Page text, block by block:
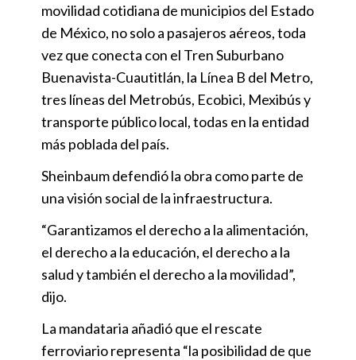
movilidad cotidiana de municipios del Estado
de México, no solo a pasajeros aéreos, toda
vez que conecta con el Tren Suburbano
Buenavista-Cuautitlán, la Línea B del Metro,
tres líneas del Metrobús, Ecobici, Mexibús y
transporte público local, todas en la entidad
más poblada del país.
Sheinbaum defendió la obra como parte de
una visión social de la infraestructura.
“Garantizamos el derecho a la alimentación,
el derecho a la educación, el derecho a la
salud y también el derecho a la movilidad”,
dijo.
La mandataria añadió que el rescate
ferroviario representa “la posibilidad de que